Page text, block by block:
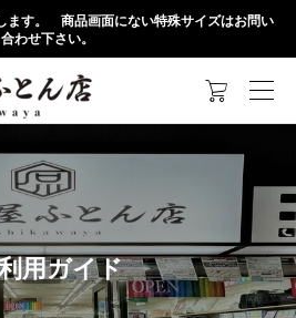
ます。 商品画面にない特殊サイズはお問い
合わせ下さい。

用ガイド